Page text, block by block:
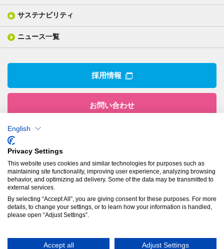
一般塗工製品
産業用構造材料
塗る
技術用語集
技術・製品情報トップ
分析ニュース
事業所
関係企業
IR情報トップ
IRニュース
サステナビリティ
サステナビリティ・マネジメント
社会との関わり
ニュース一覧
採用情報
お問い合わせ
株式会社有沢製作所
本社
〒943-8610
新潟県上越市南本町1丁目5番5号
TEL：025-524-5121／FAX：025-524-1117
プライバシーポリシー
English
Privacy Settings
This website uses cookies and similar technologies for purposes such as
maintaining site functionality, improving user experience, analyzing browsing
behavior, and optimizing ad delivery. Some of the data may be transmitted to
external services.
By selecting “Accept All”, you are giving consent for these purposes. For more
details, to change your settings, or to learn how your information is handled,
please open “Adjust Settings”.
Accept all Adjust Settings